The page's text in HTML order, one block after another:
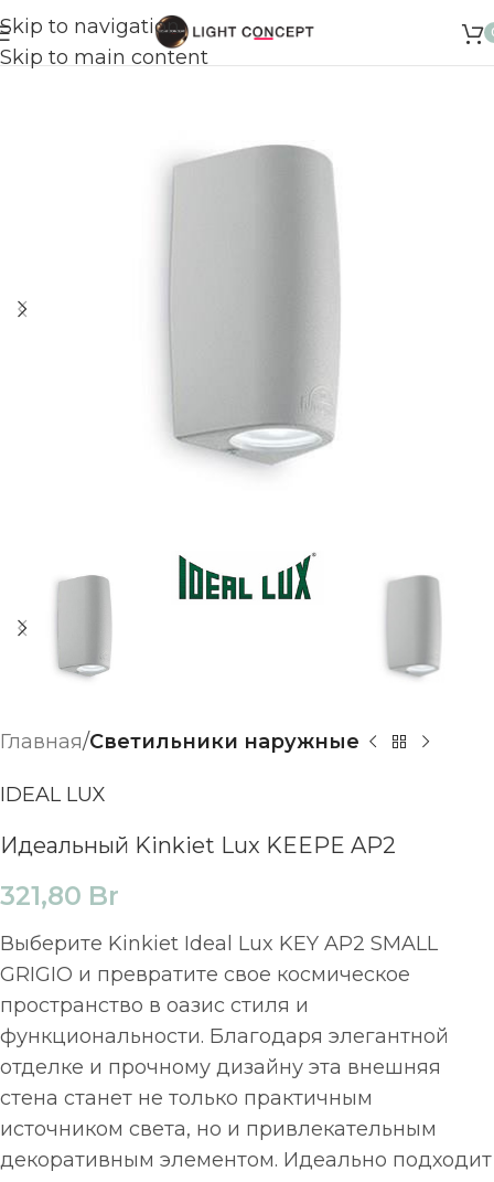
Skip to navigation
Skip to main content
Главная Светильники наружные
IDEAL LUX
Идеальный Kinkiet Lux KEEPE AP2
321,80 Br
Выберите Kinkiet Ideal Lux KEY AP2 SMALL
GRIGIO и превратите свое космическое
пространство в оазис стиля и
функциональности. Благодаря элегантной
отделке и прочному дизайну эта внешняя
стена станет не только практичным
источником света, но и привлекательным
декоративным элементом. Идеально подходит